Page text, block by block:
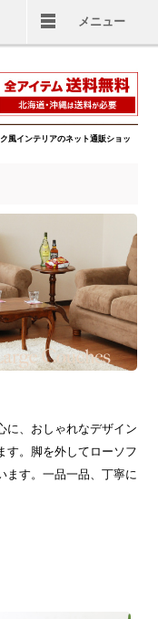
メニュー
風インテリアのネット通販ショッ
に、おしゃれなデザイン
す。脚を外してローソフ
ます。一品一品、丁寧に